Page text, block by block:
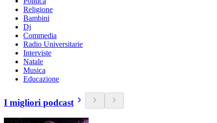
Religione
Bambini
Dj
Commedia
Radio Universitarie
Interviste
Natale
Musica
Educazione
I migliori podcast